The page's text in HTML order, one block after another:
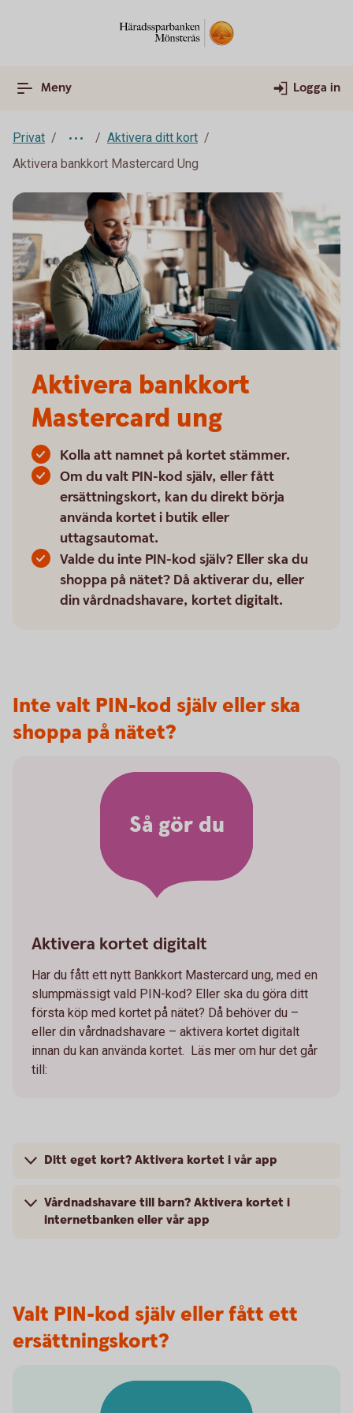
Meny Logga in
Privat
Aktivera ditt kort
Aktivera bankkort Mastercard Ung
Aktivera bankkort
Mastercard ung
Kolla att namnet på kortet stämmer.
Om du valt PIN-kod själv, eller fått
ersättningskort, kan du direkt börja
använda kortet i butik eller
uttagsautomat.
Valde du inte PIN-kod själv? Eller ska du
shoppa på nätet? Då aktiverar du, eller
din vårdnadshavare, kortet digitalt.
Inte valt PIN-kod själv eller ska
shoppa på nätet?
Så gör du
Aktivera kortet digitalt
Har du fått ett nytt Bankkort Mastercard ung, med en
slumpmässigt vald PIN-kod? Eller ska du göra ditt
första köp med kortet på nätet? Då behöver du –
eller din vårdnadshavare – aktivera kortet digitalt
innan du kan använda kortet. Läs mer om hur det går
till:
Ditt eget kort? Aktivera kortet i vår app
Vårdnadshavare till barn? Aktivera kortet i
internetbanken eller vår app
Valt PIN-kod själv eller fått ett
ersättningskort?